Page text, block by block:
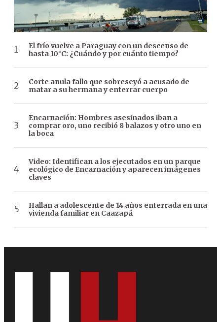
El frío vuelve a Paraguay con un descenso de
hasta 10°C: ¿Cuándo y por cuánto tiempo?
Corte anula fallo que sobreseyó a acusado de
matar a su hermana y enterrar cuerpo
Encarnación: Hombres asesinados iban a
comprar oro, uno recibió 8 balazos y otro uno en
la boca
Video: Identifican a los ejecutados en un parque
ecológico de Encarnación y aparecen imágenes
claves
Hallan a adolescente de 14 años enterrada en una
vivienda familiar en Caazapá